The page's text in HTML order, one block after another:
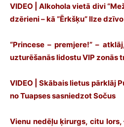
VIDEO | Alkohola vietā divi
dzērieni – kā “Ērkšķu” Ilze
“Princese – premjere!” –
uzturēšanās lidostu VIP zonās
VIDEO | Skābais lietus pārklāj
no Tuapses sasniedzot Sočus
Vienu nedēļu ķirurgs, citu lors,